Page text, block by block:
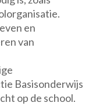
en
van
Basisonderwijs
op de school.